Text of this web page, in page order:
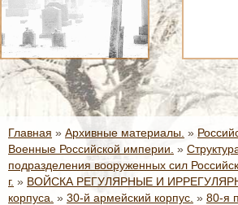
Главная » Архивные материалы. »
Военные Российской империи. »
подразделения вооруженных сил
г. » ВОЙСКА РЕГУЛЯРНЫЕ И
корпуса. » 30-й армейский корпус. » 80-я